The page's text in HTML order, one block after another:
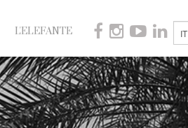
L'ELEFANTE